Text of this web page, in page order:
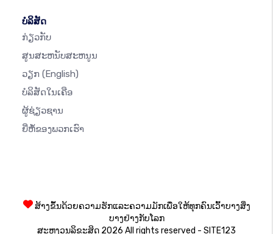
ບໍລິສັດ
ກ່ຽວກັບ
ສູນສະຫນັບສະຫນູນ
ວຽກ (English)
ບໍລິສັດໃນເຄືອ
ຜູ້ຊ່ຽວຊານ
ຍີ່ຫໍ້ຂອງພວກເຮົາ
ສ້າງຂຶ້ນດ້ວຍຄວາມຮັກແລະຄວາມມັກເພື່ອໃຫ້ທຸກຄົນເວົ້າບາງສິ່ງ
ບາງຢ່າງກັບໂລກ
ສະຫງວນລິຂະສິດ 2026 All rights reserved - SITE123